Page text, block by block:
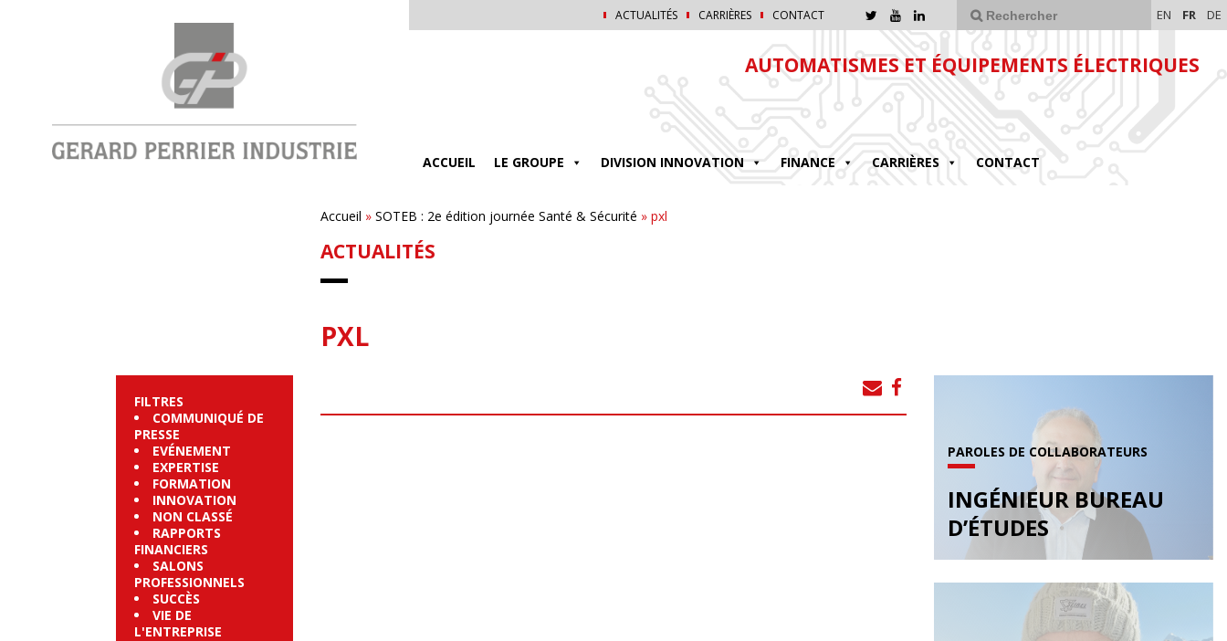
ACTUALITÉS CARRIÈRES CONTACT EN FR DE
AUTOMATISMES ET ÉQUIPEMENTS ÉLECTRIQUES
ACCUEIL LE GROUPE DIVISION INNOVATION FINANCE CARRIÈRES CONTACT
Accueil » SOTEB : 2e édition journée Santé & Sécurité » pxl
ACTUALITÉS
PXL
FILTRES
COMMUNIQUÉ DE
PRESSE
EVÉNEMENT
EXPERTISE
FORMATION
INNOVATION
NON CLASSÉ
RAPPORTS
FINANCIERS
SALONS
PROFESSIONNELS
SUCCÈS
VIE DE
L'ENTREPRISE
PAROLES DE COLLABORATEURS
INGÉNIEUR BUREAU
D’ÉTUDES